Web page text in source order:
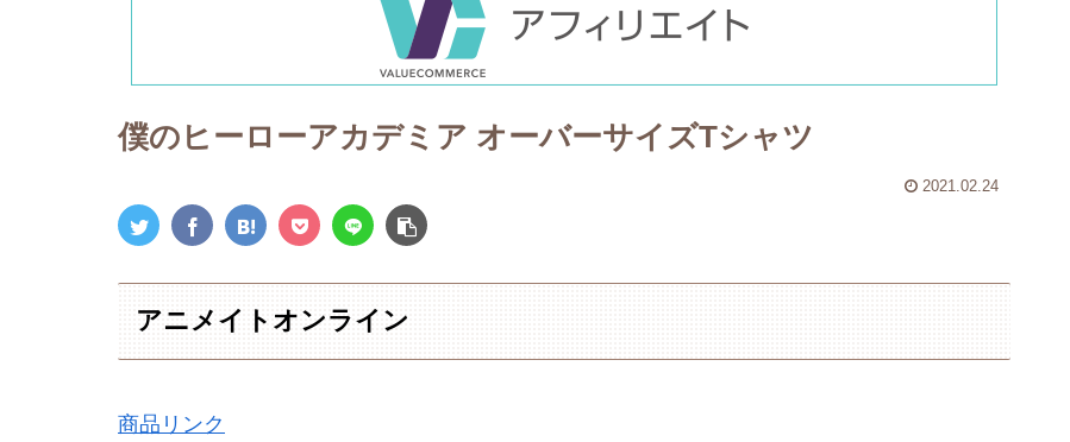
僕のヒーローアカデミア オーバーサイズTシャツ
2021.02.24
アニメイトオンライン
商品リンク